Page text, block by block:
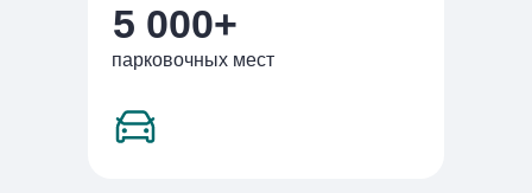
5 000+
парковочных мест